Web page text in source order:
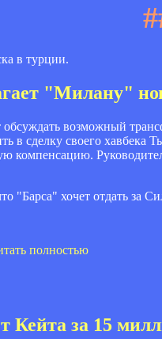
в турции.
"Милану"
возможный
в сделку своего
компенсацию.
"Барса" хочет отдать за
полностью
Кейта за 15